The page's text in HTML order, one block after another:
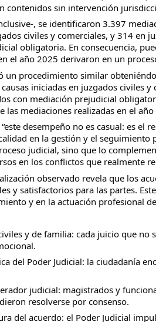
contenidos sin intervención
, se identificaron 3.397
civiles y comerciales, y 314 en
obligatoria. En consecuencia,
el año 2025 derivaron en un
un procedimiento similar
iniciadas en juzgados civiles
con mediación prejudicial
las mediaciones realizadas en el
desempeño no es casual: es el
en la gestión y el
judicial, sino que lo
en los conflictos que realmente
observado revela que los
y satisfactorios para las partes.
y en la actuación profesional
y de familia: cada juicio que
del Poder Judicial: la ciudadanía
judicial: magistrados y
resolverse por consenso.
del acuerdo: el Poder Judicial